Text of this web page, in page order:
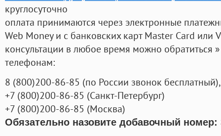
круглосуточно
оплата принимаются через электронные
Web Money и с банковских карт Master Card или
консультации в любое время можно обратиться
телефонам:
8 (800)200-86-85 (по России звонок бесплатный),
+7 (800)200-86-85 (Санкт-Петербург)
+7 (800)200-86-85 (Москва)
Обязательно назовите добавочный номер: